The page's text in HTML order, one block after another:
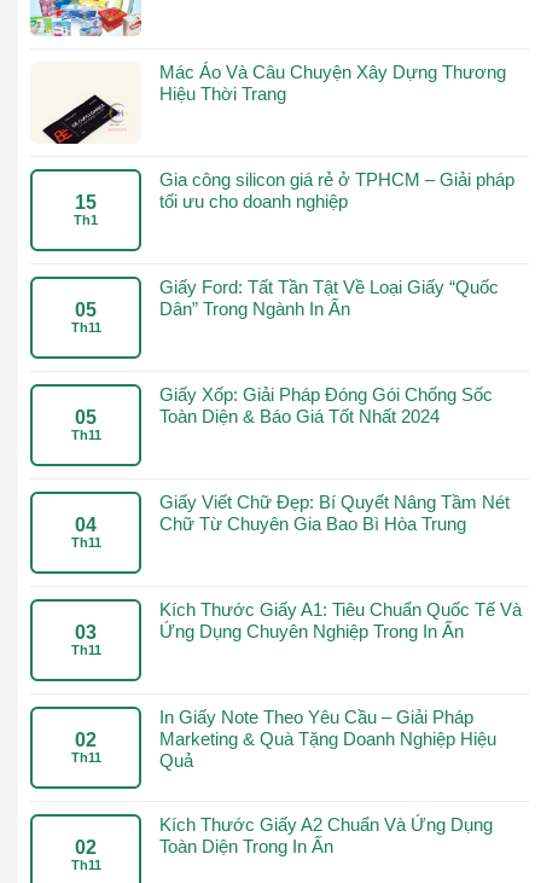
Mác Áo Và Câu Chuyện Xây Dựng Thương
Hiệu Thời Trang
15
Th1
Gia công silicon giá rẻ ở TPHCM – Giải pháp
tối ưu cho doanh nghiệp
05
Th11
Giấy Ford: Tất Tần Tật Về Loại Giấy “Quốc
Dân” Trong Ngành In Ấn
05
Th11
Giấy Xốp: Giải Pháp Đóng Gói Chống Sốc
Toàn Diện & Báo Giá Tốt Nhất 2024
04
Th11
Giấy Viết Chữ Đẹp: Bí Quyết Nâng Tầm Nét
Chữ Từ Chuyên Gia Bao Bì Hòa Trung
03
Th11
Kích Thước Giấy A1: Tiêu Chuẩn Quốc Tế Và
Ứng Dụng Chuyên Nghiệp Trong In Ấn
02
Th11
In Giấy Note Theo Yêu Cầu – Giải Pháp
Marketing & Quà Tặng Doanh Nghiệp Hiệu
Quả
02
Th11
Kích Thước Giấy A2 Chuẩn Và Ứng Dụng
Toàn Diện Trong In Ấn